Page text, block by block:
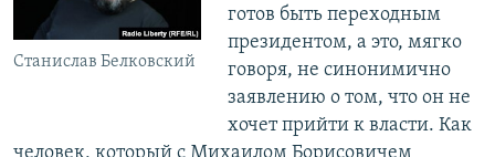
Станислав Белковский
готов быть переходным
президентом, а это, мягко
говоря, не синонимично
заявлению о том, что он не
хочет прийти к власти. Как